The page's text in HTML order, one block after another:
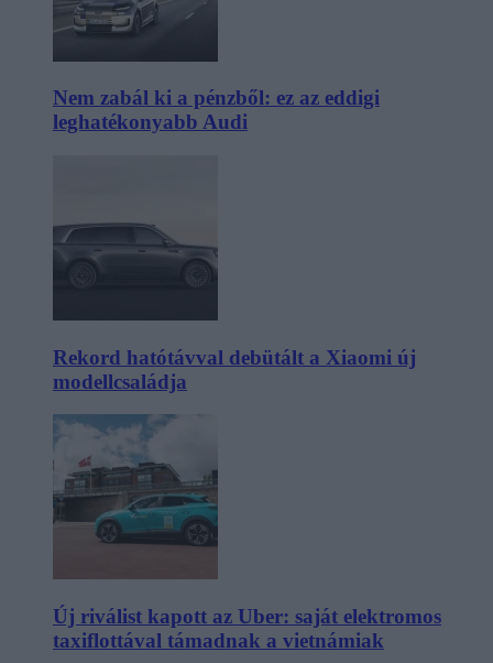
Nem zabál ki a pénzből: ez az eddigi
leghatékonyabb Audi
Rekord hatótávval debütált a Xiaomi új
modellcsaládja
Új riválist kapott az Uber: saját elektromos
taxiflottával támadnak a vietnámiak